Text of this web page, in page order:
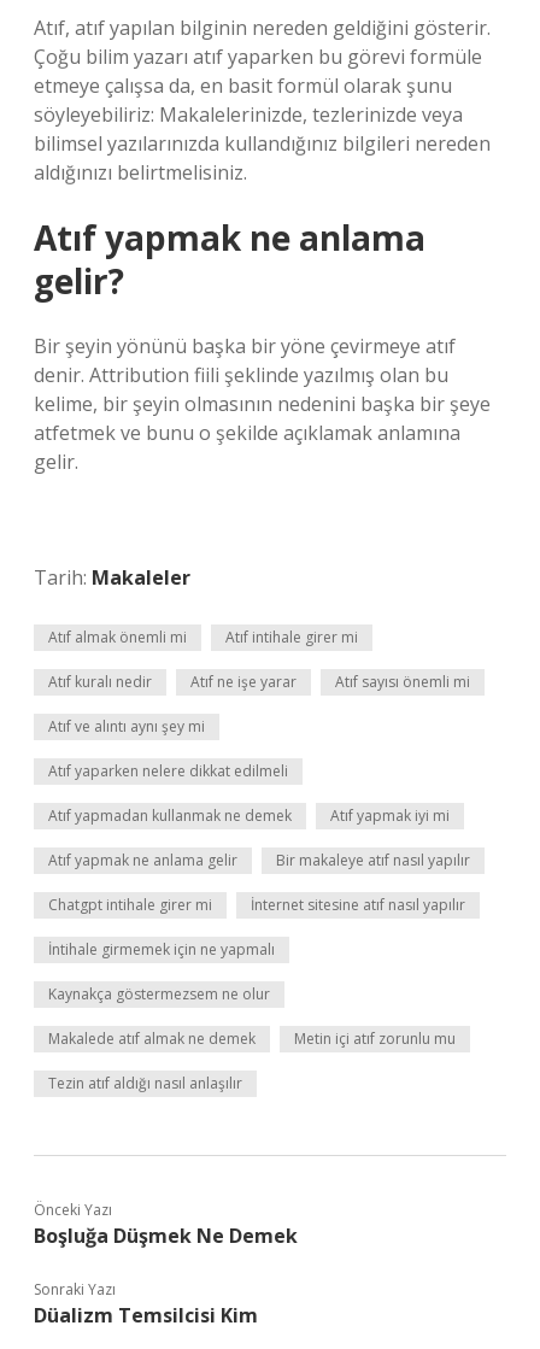
Atıf, atıf yapılan bilginin nereden geldiğini gösterir.
Çoğu bilim yazarı atıf yaparken bu görevi formüle
etmeye çalışsa da, en basit formül olarak şunu
söyleyebiliriz: Makalelerinizde, tezlerinizde veya
bilimsel yazılarınızda kullandığınız bilgileri nereden
aldığınızı belirtmelisiniz.
Atıf yapmak ne anlama
gelir?
Bir şeyin yönünü başka bir yöne çevirmeye atıf
denir. Attribution fiili şeklinde yazılmış olan bu
kelime, bir şeyin olmasının nedenini başka bir şeye
atfetmek ve bunu o şekilde açıklamak anlamına
gelir.
Tarih: Makaleler
Atıf almak önemli mi Atıf intihale girer mi
Atıf kuralı nedir Atıf ne işe yarar Atıf sayısı önemli mi
Atıf ve alıntı aynı şey mi
Atıf yaparken nelere dikkat edilmeli
Atıf yapmadan kullanmak ne demek Atıf yapmak iyi mi
Atıf yapmak ne anlama gelir Bir makaleye atıf nasıl yapılır
Chatgpt intihale girer mi İnternet sitesine atıf nasıl yapılır
İntihale girmemek için ne yapmalı
Kaynakça göstermezsem ne olur
Makalede atıf almak ne demek Metin içi atıf zorunlu mu
Tezin atıf aldığı nasıl anlaşılır
Önceki Yazı
Boşluğa Düşmek Ne Demek
Sonraki Yazı
Düalizm Temsilcisi Kim